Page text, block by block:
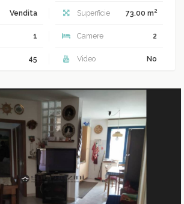
Vendita Superficie 73.00 m2
1 Camere 2
45 Video No